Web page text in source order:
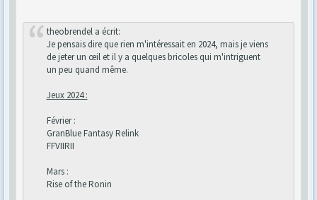
theobrendel a écrit:
Je pensais dire que rien m'intéressait en 2024, mais je viens
de jeter un œil et il y a quelques bricoles qui m'intriguent
un peu quand même.
Jeux 2024 :
Février :
GranBlue Fantasy Relink
FFVIIRII
Mars :
Rise of the Ronin